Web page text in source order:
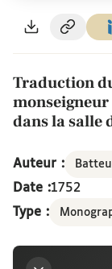
Traduction
dans la salle
janvier 1752
Auteur :
Date :1752
Type :